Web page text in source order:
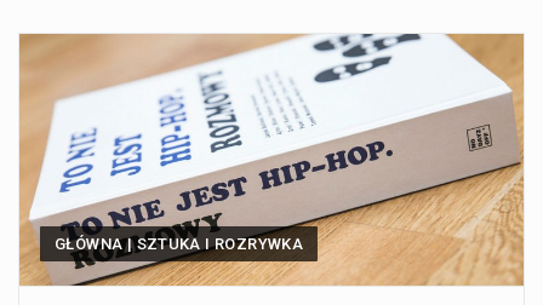
Co to jest cyberbezpieczeństwo w sieci? Cyberbezpieczeństwo w Internecie stanowi istotny element ochrony systemów informacyjnych. Jego zasadniczym celem jest zabezpieczenie przed różnorodnymi cyberzagrożeniami oraz ryzykiem,…
Czym były starożytne igrzyska olimpijskie w Grecji? Starożytne igrzyska olimpijskie odgrywały kluczową rolę w dziejach Grecji. Co cztery lata, w pięknej Olimpii, odbywały się te…
GŁÓWNA | SZTUKA I ROZRYWKA